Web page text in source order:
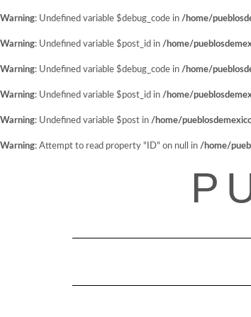
Warning: Undefined variable $debug_code in /home/
Warning: Undefined variable $post_id in /home/
Warning: Undefined variable $debug_code in /home/
Warning: Undefined variable $post_id in /home/
Warning: Undefined variable $post in /home/
Warning: Attempt to read property "ID" on null in /home/